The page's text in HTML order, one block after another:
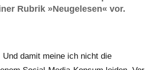
Rubrik »Neugelesen« vor.
damit meine ich nicht die